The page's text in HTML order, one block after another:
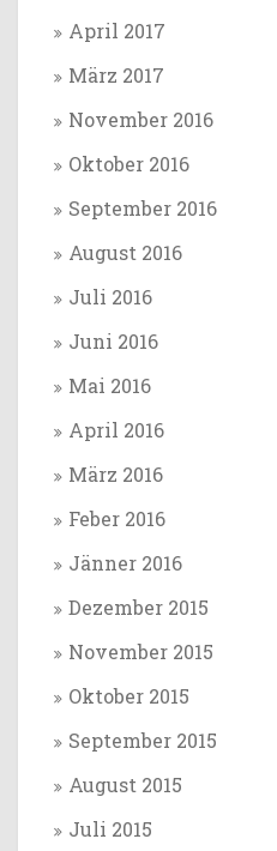
April 2017
März 2017
November 2016
Oktober 2016
September 2016
August 2016
Juli 2016
Juni 2016
Mai 2016
April 2016
März 2016
Feber 2016
Jänner 2016
Dezember 2015
November 2015
Oktober 2015
September 2015
August 2015
Juli 2015